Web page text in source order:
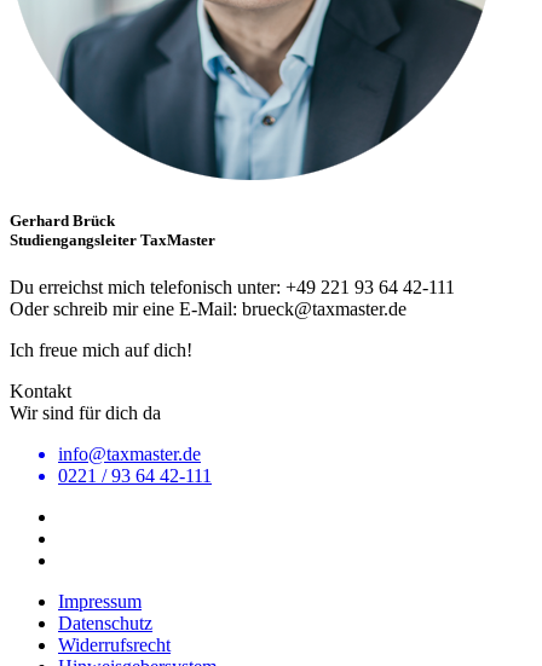
Gerhard Brück
Studiengangsleiter TaxMaster
Du erreichst mich telefonisch unter: +49 221 93 64 42-111
Oder schreib mir eine E-Mail: brueck@taxmaster.de
Ich freue mich auf dich!
Kontakt
Wir sind für dich da
info@taxmaster.de
0221 / 93 64 42-111
Impressum
Datenschutz
Widerrufsrecht